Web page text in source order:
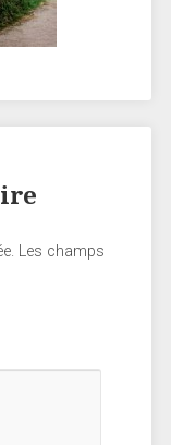
Les champs